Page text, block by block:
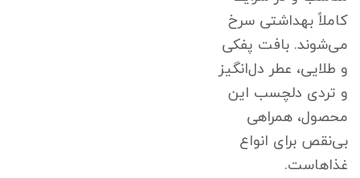
کاملاً بهداشتی سرخ
می‌شوند. بافت پفکی
و طلایی، عطر دل‌انگیز
و تردی دلچسب این
محصول، همراهی
بی‌نقص برای انواع
غذاهاست.